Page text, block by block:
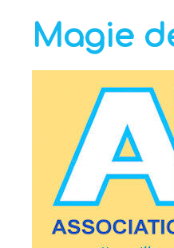
Magie